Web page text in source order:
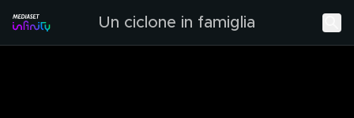
Un ciclone in famiglia